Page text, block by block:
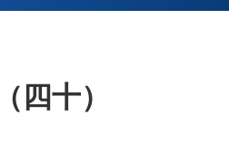
四十）